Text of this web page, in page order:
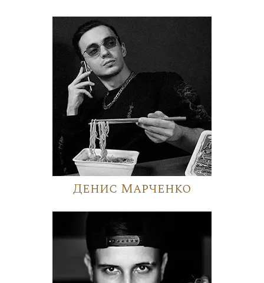
Денис Марченко